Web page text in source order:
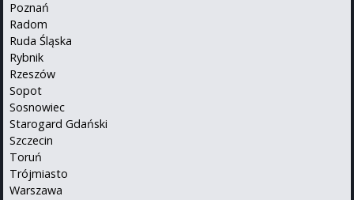
Poznań
Radom
Ruda Śląska
Rybnik
Rzeszów
Sopot
Sosnowiec
Starogard Gdański
Szczecin
Toruń
Trójmiasto
Warszawa